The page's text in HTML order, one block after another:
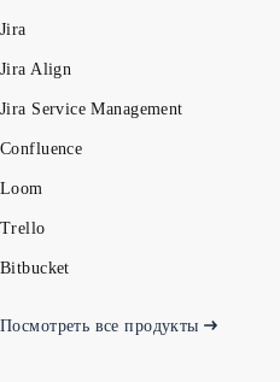
Jira
Jira Align
Jira Service Management
Confluence
Loom
Trello
Bitbucket
Посмотреть все продукты